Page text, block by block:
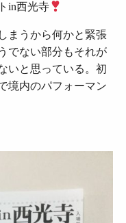
in西光寺
まうから何かと緊張
でない部分もそれが
いと思っている。初
境内のパフォーマン